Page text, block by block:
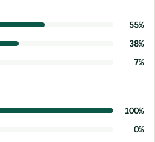
55%
38%
7%
100%
0%